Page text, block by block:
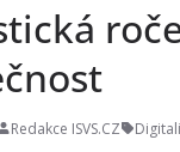
Redakce ISVS.CZ